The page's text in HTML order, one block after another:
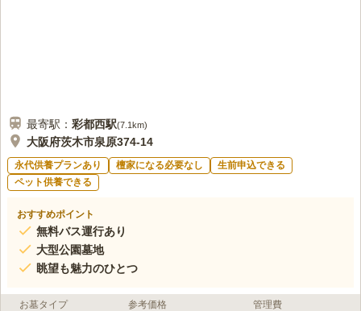
最寄駅： 彩都西駅(7.1km)
大阪府茨木市泉原374-14
永代供養プランあり 檀家になる必要なし
生前申込できる
ペット供養できる
おすすめポイント
無料バス運行あり
大型公園墓地
眺望も魅力のひとつ
お墓タイプ 参考価格 管理費